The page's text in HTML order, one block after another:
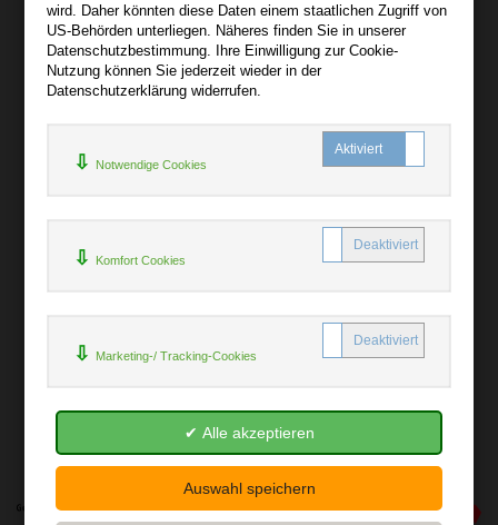
Hilfe
+
Erweiterte Suche
wird. Daher könnten diese Daten einem staatlichen Zugriff von
US-Behörden unterliegen. Näheres finden Sie in unserer
Datenschutzbestimmung. Ihre Einwilligung zur Cookie-
Nutzung können Sie jederzeit wieder in der
Datenschutzerklärung widerrufen.
Notwendige Cookies
Komfort Cookies
Marketing-/ Tracking-Cookies